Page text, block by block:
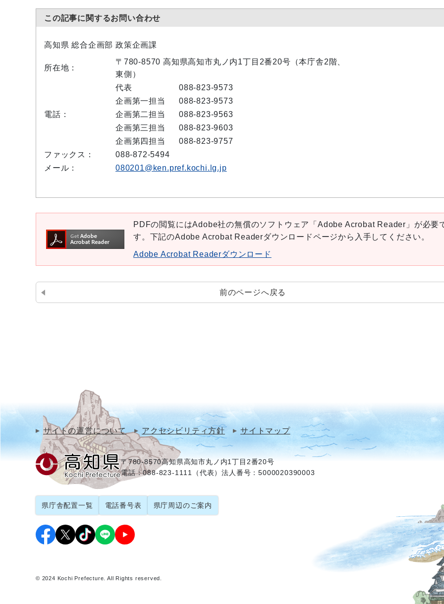
この記事に関するお問い合わせ
高知県 総合企画部 政策企画課
所在地：
〒780-8570 高知県高知市丸ノ内1丁目2番20号（本庁舎2階、
東側）
電話：
代表
088-823-9573
企画第一担当
088-823-9573
企画第二担当
088-823-9563
企画第三担当
088-823-9603
企画第四担当
088-823-9757
ファックス：
088-872-5494
メール：
080201@ken.pref.kochi.lg.jp
PDFの閲覧にはAdobe社の無償のソフトウェア「Adobe Acrobat Reader」が必要
す。下記のAdobe Acrobat Readerダウンロードページから入手してください。
Adobe Acrobat Readerダウンロード
前のページへ戻る
サイトの運営について アクセシビリティ方針 サイトマップ
〒780-8570高知県高知市丸ノ内1丁目2番20号
電話：088-823-1111（代表）法人番号：5000020390003
県庁舎配置一覧 電話番号表 県庁周辺のご案内
© 2024 Kochi Prefecture. All Rights reserved.